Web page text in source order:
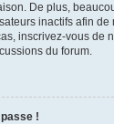
De plus,
inactifs afin
inscrivez-vous de
du forum.
!